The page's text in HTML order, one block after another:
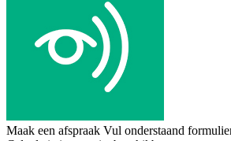
Maak een afspraak Vul onderstaand